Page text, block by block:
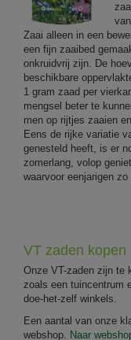
Zaai alleen in een
een fijn zaaibed
onkruidvrij zijn. De
beschikbare
1 gram zaad per
mengsel beter te
men op rijtjes zaaien
Eens de rijke variatie
genesteld heeft, is er
zomerlang, volop
waarvoor eenjarigen
VT zaden kopen
Onze VT-zaden zijn te
zoals een tuincentrum
doe-het-zelf winkels.
Een aantal van onze
webshop. Naar